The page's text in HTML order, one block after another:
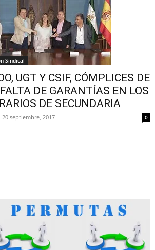
Sindical
UGT Y CSIF, CÓMPLICES DE
DE GARANTÍAS EN LOS
DE SECUNDARIA
20 septiembre, 2017 0